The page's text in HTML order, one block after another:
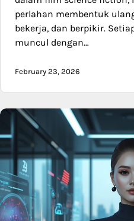
perlahan membentuk
bekerja, dan berpikir.
muncul dengan…
February 23, 2026